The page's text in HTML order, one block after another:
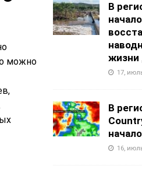
можно
В
жизни
17,
В
16,